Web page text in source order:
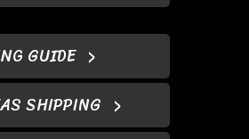
GUIDE
SHIPPING